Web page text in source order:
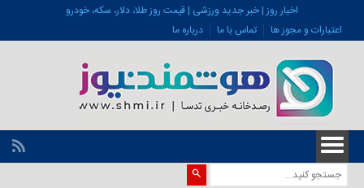
اخبار روز | خبر جدید ورزشی | قیمت روز طلا، دلار، سکه، خودرو
اعتبارات و مجوز ها
تماس با ما درباره ما